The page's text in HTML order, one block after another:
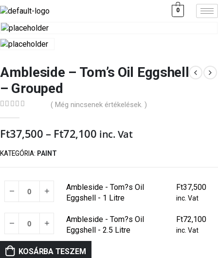
0
Ambleside – Tom’s Oil Eggshell
– Grouped
( Még nincsenek értékelések. )
Ft37,500– Ft72,100 inc. Vat
KATEGÓRIA: PAINT
Ambleside - Tom?s Oil
Eggshell - 1 Litre
Ft37,500
inc. Vat
Ambleside - Tom?s Oil
Eggshell - 2.5 Litre
Ft72,100
inc. Vat
KOSÁRBA TESZEM